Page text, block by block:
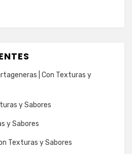
| Con Texturas y
y Sabores
y Sabores
Texturas y Sabores